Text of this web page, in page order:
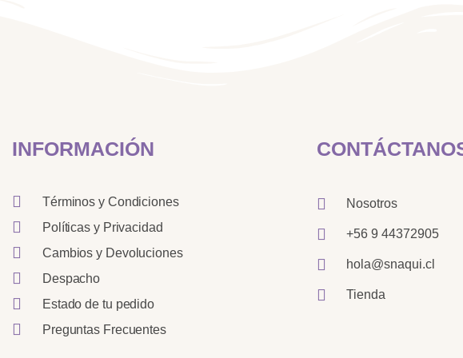
INFORMACIÓN
Términos y Condiciones
Políticas y Privacidad
Cambios y Devoluciones
Despacho
Estado de tu pedido
Preguntas Frecuentes
Nosotros
+56 9 44372905
hola@snaqui.cl
Tienda